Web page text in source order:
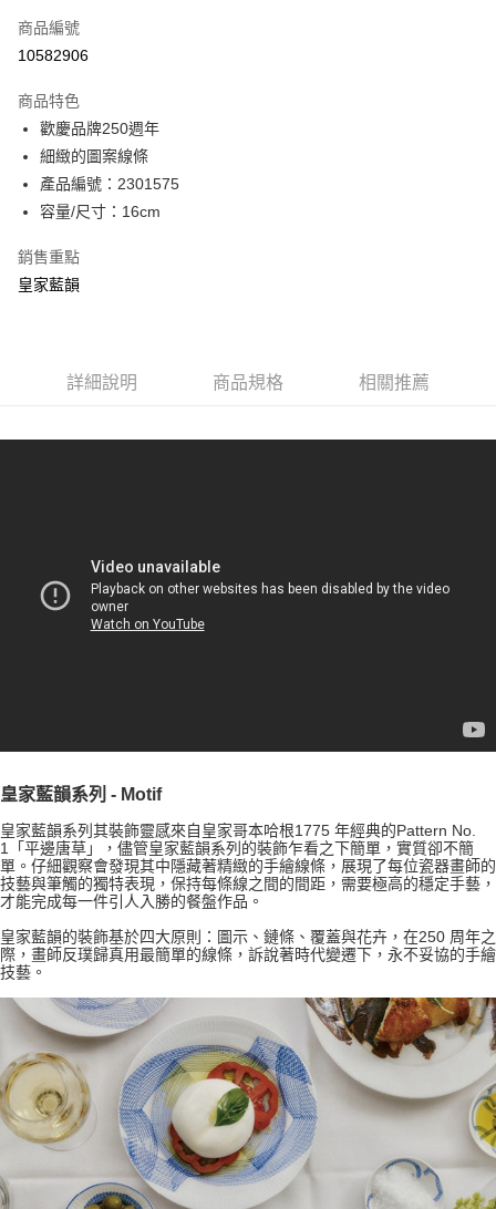
商品編號
10582906
商品特色
歡慶品牌250週年
細緻的圖案線條
產品編號：2301575
容量/尺寸：16cm
銷售重點
皇家藍韻
詳細說明 商品規格 相關推薦
皇家藍韻系列 - Motif
皇家藍韻系列其裝飾靈感來自皇家哥本哈根1775 年經典的Pattern No.
1「平邊唐草」，儘管皇家藍韻系列的裝飾乍看之下簡單，實質卻不簡
單。仔細觀察會發現其中隱藏著精緻的手繪線條，展現了每位瓷器畫師的
技藝與筆觸的獨特表現，保持每條線之間的間距，需要極高的穩定手藝，
才能完成每一件引人入勝的餐盤作品。
皇家藍韻的裝飾基於四大原則：圖示、鏈條、覆蓋與花卉，在250 周年之
際，畫師反璞歸真用最簡單的線條，訴說著時代變遷下，永不妥協的手繪
技藝。